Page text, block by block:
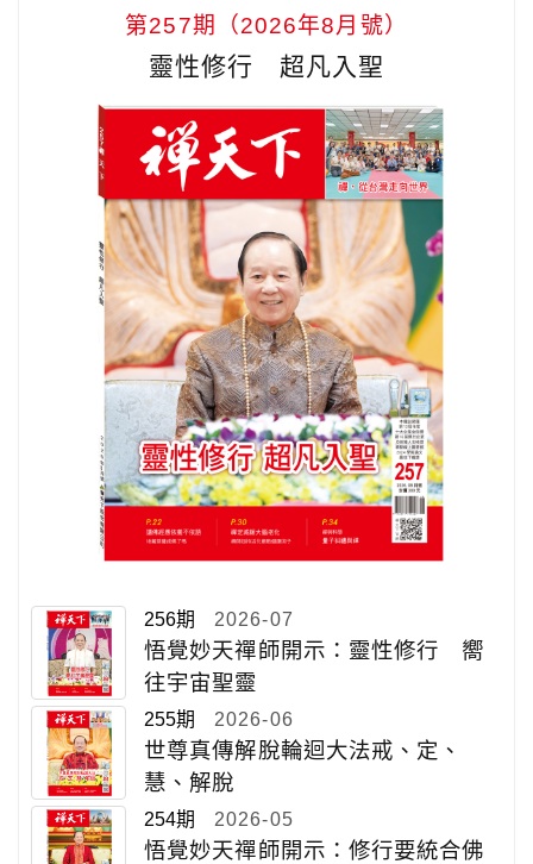
第257期（2026年8月號）
靈性修行 超凡入聖
256期 2026-07
悟覺妙天禪師開示：靈性修行 嚮
往宇宙聖靈
255期 2026-06
世尊真傳解脫輪迴大法戒、定、
慧、解脫
254期 2026-05
悟覺妙天禪師開示：修行要統合佛